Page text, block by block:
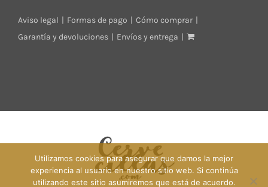
Aviso legal Formas de pago
Cómo comprar
Garantía y devoluciones
Envíos y entrega
Utilizamos cookies para asegurar que damos la mejor
experiencia al usuario en nuestro sitio web. Si continúa
utilizando este sitio asumiremos que está de acuerdo.